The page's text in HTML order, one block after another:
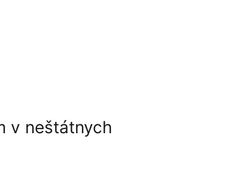
v neštátnych